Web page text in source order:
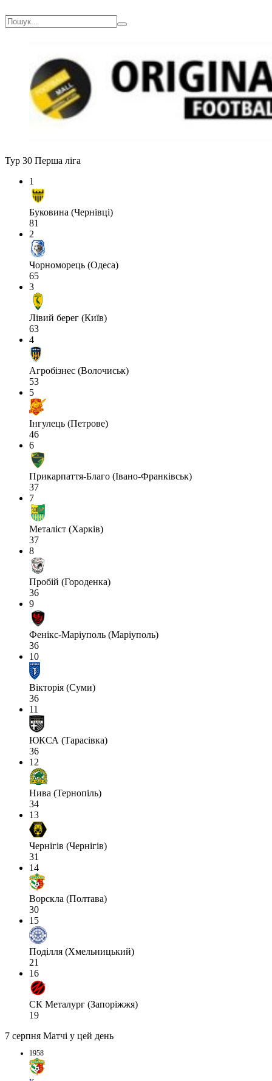
Тур 30 Перша ліга
1
Буковина (Чернівці)
81
2
Чорноморець (Одеса)
65
3
Лівий берег (Київ)
63
4
Агробізнес (Волочиськ)
53
5
Інгулець (Петрове)
46
6
Прикарпаття-Благо (Івано-Франківськ)
37
7
Металіст (Харків)
37
8
Пробій (Городенка)
36
9
Фенікс-Маріуполь (Маріуполь)
36
10
Вікторія (Суми)
36
11
ЮКСА (Тарасівка)
36
12
Нива (Тернопіль)
34
13
Чернігів (Чернігів)
31
14
Ворскла (Полтава)
30
15
Поділля (Хмельницький)
21
16
СК Металург (Запоріжжя)
19
7 серпня Матчі у цей день
1958